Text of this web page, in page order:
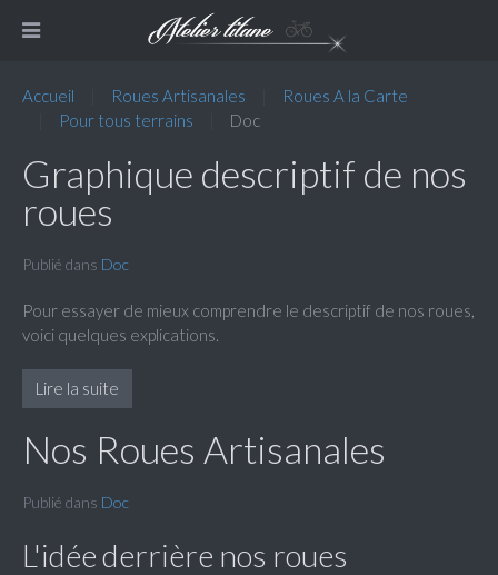
Accueil Roues Artisanales
Roues A la Carte
Pour tous terrains
Doc
Graphique descriptif de nos
roues
Publié dans Doc
Pour essayer de mieux comprendre le descriptif de nos roues,
voici quelques explications.
Lire la suite
Nos Roues Artisanales
Publié dans Doc
L'idée derrière nos roues